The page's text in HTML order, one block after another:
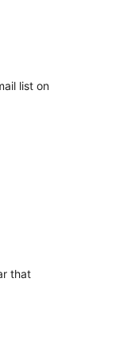
list on
that